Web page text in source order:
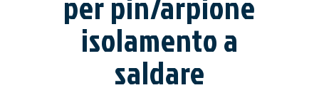
isolamento a
saldare